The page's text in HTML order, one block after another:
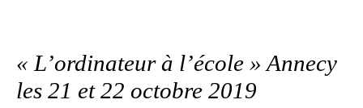
« L’ordinateur à l’école » Annecy
les 21 et 22 octobre 2019